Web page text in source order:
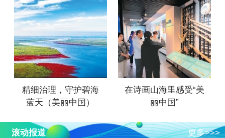
精细治理，守护碧海
蓝天（美丽中国）
在诗画山海里感受“美
丽中国”
更多>>>
滚动报道